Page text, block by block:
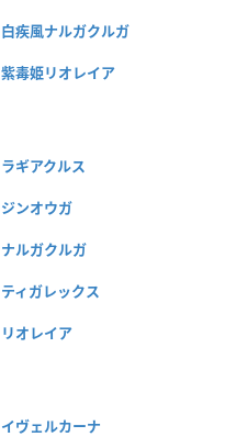
白疾風ナルガクルガ
紫毒姫リオレイア
ラギアクルス
ジンオウガ
ナルガクルガ
ティガレックス
リオレイア
イヴェルカーナ